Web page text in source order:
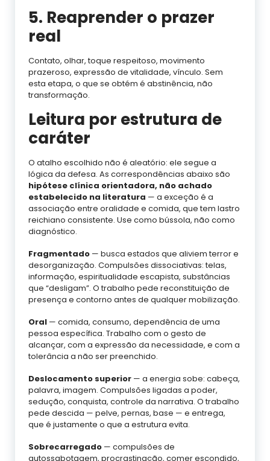
5. Reaprender o prazer
real
Contato, olhar, toque respeitoso, movimento
prazeroso, expressão de vitalidade, vínculo. Sem
esta etapa, o que se obtém é abstinência, não
transformação.
Leitura por estrutura de
caráter
O atalho escolhido não é aleatório: ele segue a
lógica da defesa. As correspondências abaixo são
hipótese clínica orientadora, não achado
estabelecido na literatura — a exceção é a
associação entre oralidade e comida, que tem lastro
reichiano consistente. Use como bússola, não como
diagnóstico.
Fragmentado — busca estados que aliviem terror e
desorganização. Compulsões dissociativas: telas,
informação, espiritualidade escapista, substâncias
que “desligam”. O trabalho pede reconstituição de
presença e contorno antes de qualquer mobilização.
Oral — comida, consumo, dependência de uma
pessoa específica. Trabalho com o gesto de
alcançar, com a expressão da necessidade, e com a
tolerância a não ser preenchido.
Deslocamento superior — a energia sobe: cabeça,
palavra, imagem. Compulsões ligadas a poder,
sedução, conquista, controle da narrativa. O trabalho
pede descida — pelve, pernas, base — e entrega,
que é justamente o que a estrutura evita.
Sobrecarregado — compulsões de
autossabotagem, procrastinação, comer escondido,